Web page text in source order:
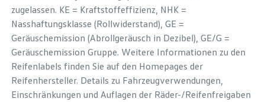
zugelassen. KE = Kraftstoffeffizienz, NHK =
Nasshaftungsklasse (Rollwiderstand), GE =
Geräuschemission (Abrollgeräusch in Dezibel), GE/G =
Geräuschemission Gruppe. Weitere Informationen zu den
Reifenlabels finden Sie auf den Homepages der
Reifenhersteller. Details zu Fahrzeugverwendungen,
Einschränkungen und Auflagen der Räder-/Reifenfreigaben